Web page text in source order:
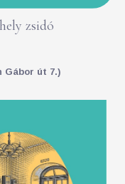
zsidó
Gábor út 7.)